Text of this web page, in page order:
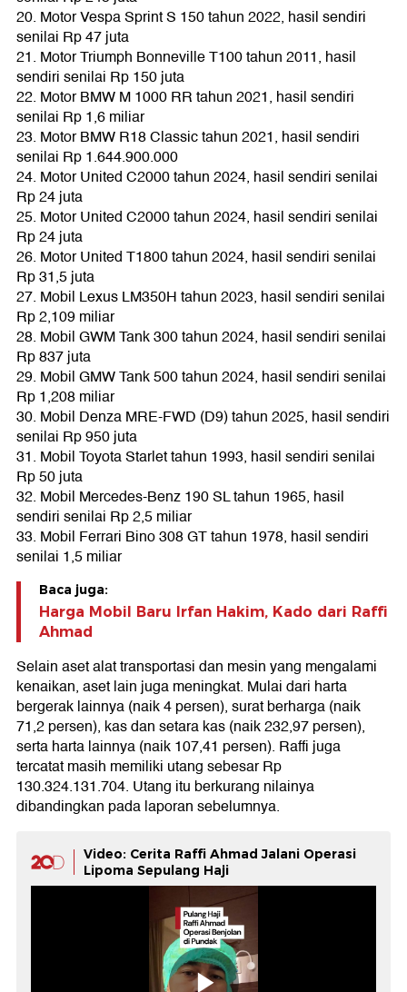
20. Motor Vespa Sprint S 150 tahun 2022, hasil sendiri
senilai Rp 47 juta
21. Motor Triumph Bonneville T100 tahun 2011, hasil
sendiri senilai Rp 150 juta
22. Motor BMW M 1000 RR tahun 2021, hasil sendiri
senilai Rp 1,6 miliar
23. Motor BMW R18 Classic tahun 2021, hasil sendiri
senilai Rp 1.644.900.000
24. Motor United C2000 tahun 2024, hasil sendiri senilai
Rp 24 juta
25. Motor United C2000 tahun 2024, hasil sendiri senilai
Rp 24 juta
26. Motor United T1800 tahun 2024, hasil sendiri senilai
Rp 31,5 juta
27. Mobil Lexus LM350H tahun 2023, hasil sendiri senilai
Rp 2,109 miliar
28. Mobil GWM Tank 300 tahun 2024, hasil sendiri senilai
Rp 837 juta
29. Mobil GMW Tank 500 tahun 2024, hasil sendiri senilai
Rp 1,208 miliar
30. Mobil Denza MRE-FWD (D9) tahun 2025, hasil sendiri
senilai Rp 950 juta
31. Mobil Toyota Starlet tahun 1993, hasil sendiri senilai
Rp 50 juta
32. Mobil Mercedes-Benz 190 SL tahun 1965, hasil
sendiri senilai Rp 2,5 miliar
33. Mobil Ferrari Bino 308 GT tahun 1978, hasil sendiri
senilai 1,5 miliar
Baca juga:
Harga Mobil Baru Irfan Hakim, Kado dari Raffi
Ahmad
Selain aset alat transportasi dan mesin yang mengalami
kenaikan, aset lain juga meningkat. Mulai dari harta
bergerak lainnya (naik 4 persen), surat berharga (naik
71,2 persen), kas dan setara kas (naik 232,97 persen),
serta harta lainnya (naik 107,41 persen). Raffi juga
tercatat masih memiliki utang sebesar Rp
130.324.131.704. Utang itu berkurang nilainya
dibandingkan pada laporan sebelumnya.
Video: Cerita Raffi Ahmad Jalani Operasi
Lipoma Sepulang Haji